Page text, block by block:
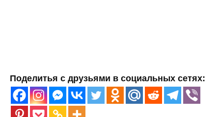
Поделитья с друзьями в социальных сетях: